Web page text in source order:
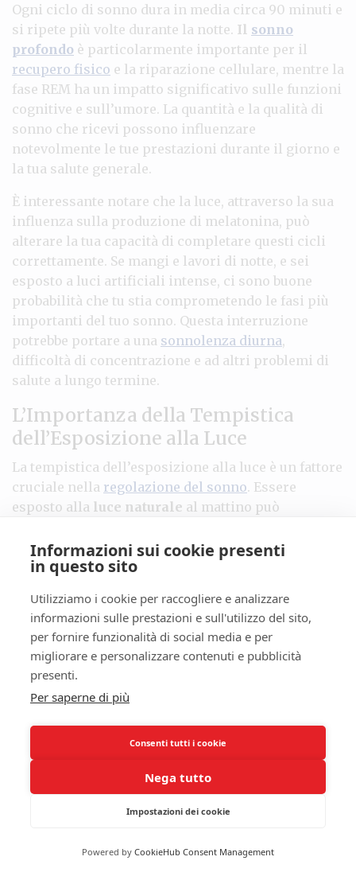
Ogni ciclo di sonno dura in media circa 90 minuti e
si ripete più volte durante la notte. Il sonno
profondo è particolarmente importante per il
recupero fisico e la riparazione cellulare, mentre la
fase REM ha un impatto significativo sulle funzioni
cognitive e sull’umore. La quantità e la qualità di
sonno che ricevi possono influenzare
notevolmente le tue prestazioni durante il giorno e
la tua salute generale.
È interessante notare che la luce, attraverso la sua
influenza sulla produzione di melatonina, può
alterare la tua capacità di completare questi cicli
correttamente. Se mangi e lavori di notte, e sei
esposto a luci artificiali intense, ci sono buone
probabilità che tu stia comprometendo le fasi più
importanti del tuo sonno. Questa interruzione
potrebbe portare a una sonnolenza diurna,
difficoltà di concentrazione e ad altri problemi di
salute a lungo termine.
L’Importanza della Tempistica
dell’Esposizione alla Luce
La tempistica dell’esposizione alla luce è un fattore
cruciale nella regolazione del sonno. Essere
esposto alla luce naturale al mattino può
energia per il resto della giornata. Questa
esposizione precoce aiuta a sincronizzare il tuo
vigile durante le ore diurne e più apatico quando
arriva la notte. Questa sincronia contribuisce a
prevenireproblemi di sonnoe i fastidi relativi alla
sonnolenza diurna.
Allo stesso modo, limitare l’esposizione alla luce
il sole tramonta, il tuo corpo dovrebbe iniziare a
prepararsi per il sonno. “Se ti trovi di fronte a
schermi luminosi o luci intense, rischi di
interrompere questo processo naturale, il che può
avere effetti deleteri sulla tuasalute fisica
cortisolo, l’ormone dello stress, che può
Informazioni sui cookie presenti
in questo sito
Utilizziamo i cookie per raccogliere e analizzare
informazioni sulle prestazioni e sull'utilizzo del sito,
per fornire funzionalità di social media e per
migliorare e personalizzare contenuti e pubblicità
presenti.
Per saperne di più
Consenti tutti i cookie
Nega tutto
Impostazioni dei cookie
Powered by CookieHub Consent Management